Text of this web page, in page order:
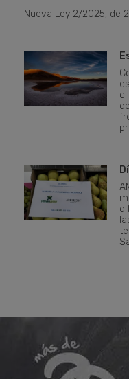
Nueva Ley 2/2025, de